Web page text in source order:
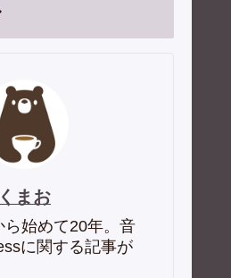
くまお
ら始めて20年。音
に関する記事が